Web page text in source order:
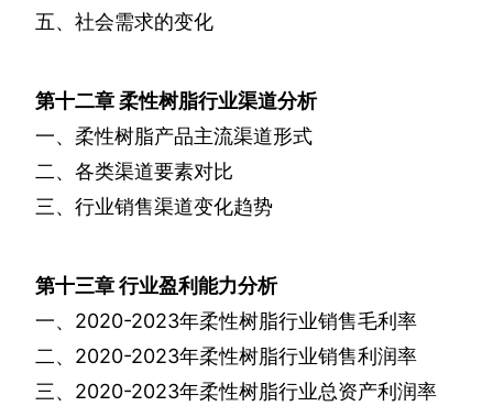
五、社会需求的变化
第十二章柔性树脂行业渠道分析
一、柔性树脂产品主流渠道形式
二、各类渠道要素对比
三、行业销售渠道变化趋势
第十三章行业盈利能力分析
一、 2020-2023年柔性树脂行业销售毛利率
二、 2020-2023年柔性树脂行业销售利润率
三、 2020-2023年柔性树脂行业总资产利润率